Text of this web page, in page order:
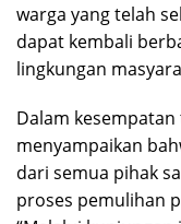
warga yang telah
dapat kembali
lingkungan
Dalam
menyampaikan
dari semua pihak
proses pemulihan